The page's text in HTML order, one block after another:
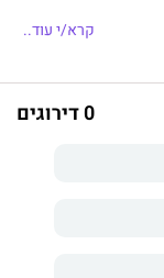
שנהרג ברצועת
של חגי, אך
קרא/י עוד..
0 דירוגים